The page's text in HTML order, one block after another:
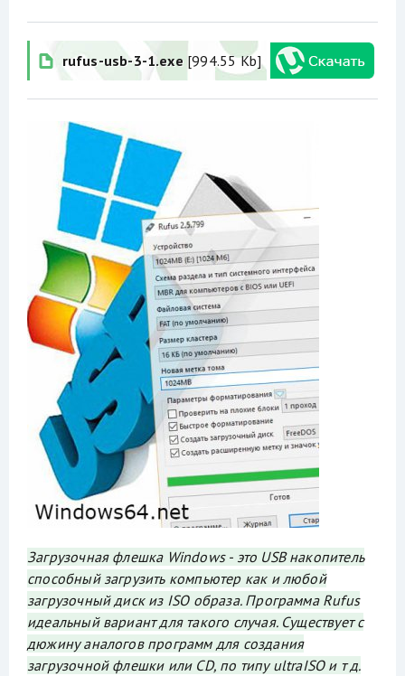
rufus-usb-3-1.exe[994.55 Kb]
Загрузочная флешка Windows - это USB накопитель
способный загрузить компьютер как и любой
загрузочный диск из ISO образа. Программа Rufus
идеальный вариант для такого случая. Существует с
дюжину аналогов программ для создания
загрузочной флешки или CD, по типу ultraISO и т д.